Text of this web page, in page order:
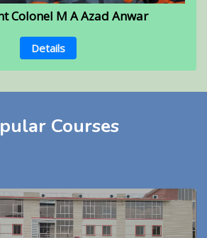
Colonel M A Azad Anwar
Details
Courses